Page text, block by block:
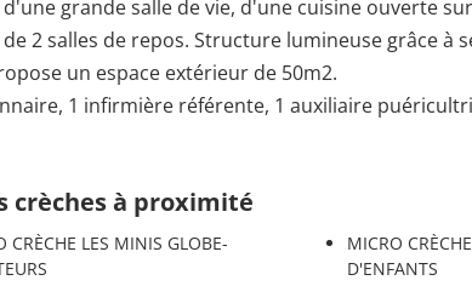
grande salle de vie, d'une cuisine ouverte
de 2 salles de repos. Structure lumineuse grâce à
un espace extérieur de 50m2.
1 infirmière référente, 1 auxiliaire
crèches à proximité
CRÈCHE LES MINIS GLOBE-
MICRO
D'ENFANTS